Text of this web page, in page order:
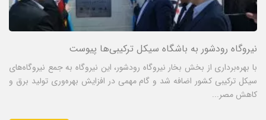
نیروگاه رودشور به باشگاه سیکل ترکیبی‌ها پیوست
با بهره‌برداری از بخش بخار نیروگاه رودشور، این نیروگاه به جمع نیروگاه‌های
سیکل ترکیبی کشور اضافه شد و گام مهمی در افزایش بهره‌وری تولید برق و
کاهش مصر...